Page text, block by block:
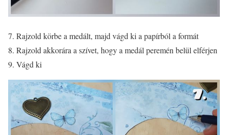
7. Rajzold körbe a medált, majd vágd ki a papírból a formát
8. Rajzold akkorára a szívet, hogy a medál peremén belül elférjen
9. Vágd ki